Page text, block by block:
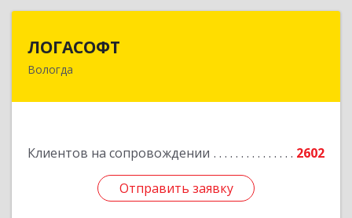
ЛОГАСОФТ
Вологда
Клиентов на сопровождении 2602
Отправить заявку
160002, Вологодская обл, Вологда г, Гагарина
Отправить заявку